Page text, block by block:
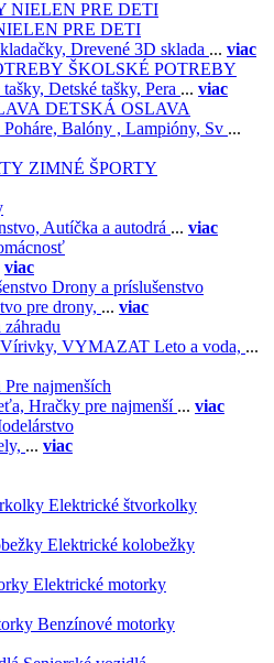
PRE DETI
Drevené 3D sklada ... viac
ŠKOLSKÉ POTREBY
Detské tašky, Pera ... viac
DETSKÁ OSLAVA
Poháre, Balóny , Lampióny, Sv ...
ZIMNÉ ŠPORTY
Autíčka a autodrá ... viac
viac
Drony a príslušenstvo
pre drony, ... viac
záhradu
Vírivky, VYMAZAT Leto a voda, ...
Pre najmenších
Hračky pre najmenší ... viac
... viac
Elektrické štvorkolky
Elektrické kolobežky
Elektrické motorky
Benzínové motorky